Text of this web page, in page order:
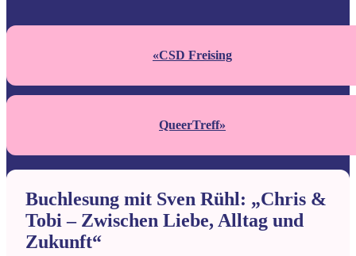
«CSD Freising
QueerTreff»
Buchlesung mit Sven Rühl: „Chris &
Tobi – Zwischen Liebe, Alltag und
Zukunft“